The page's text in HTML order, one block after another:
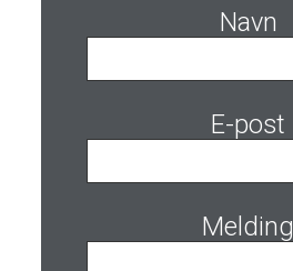
Navn
E-post
Melding